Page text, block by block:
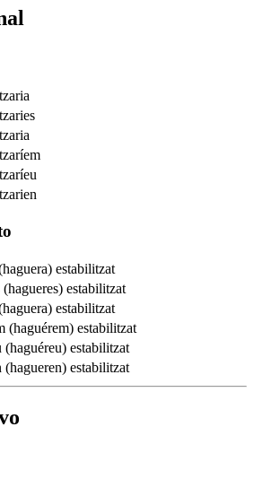
estabilitzat
(hagueres) estabilitzat
estabilitzat
(haguérem) estabilitzat
(haguéreu) estabilitzat
(hagueren) estabilitzat